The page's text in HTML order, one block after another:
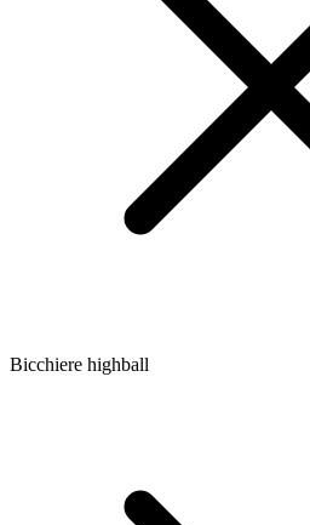
Bicchiere highball